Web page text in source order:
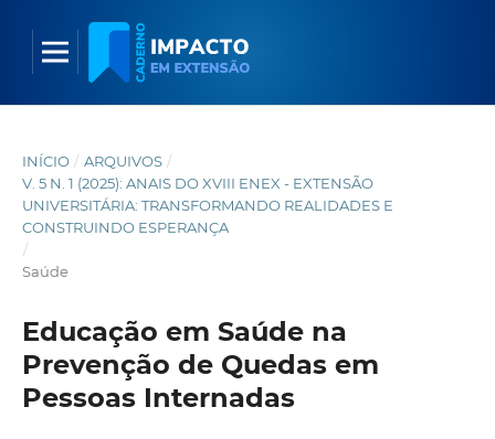
INÍCIO / ARQUIVOS /
V. 5 N. 1 (2025): ANAIS DO XVIII ENEX - EXTENSÃO
UNIVERSITÁRIA: TRANSFORMANDO REALIDADES E
CONSTRUINDO ESPERANÇA
/
Saúde
Educação em Saúde na
Prevenção de Quedas em
Pessoas Internadas